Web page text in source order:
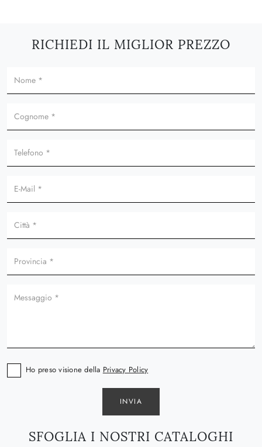
SFOGLIA I NOSTRI CATALOGHI
RICHIEDI IL MIGLIOR PREZZO
Ho preso visione della Privacy Policy
INVIA